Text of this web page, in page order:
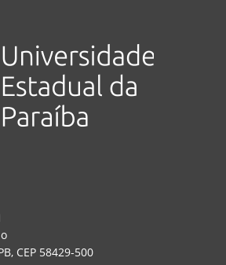
CEP 58429-500